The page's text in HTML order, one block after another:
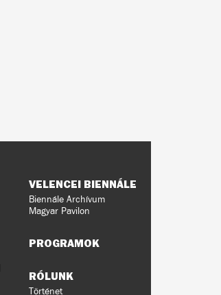
VELENCEI BIENNÁLE
Biennále Archívum
Magyar Pavilon
PROGRAMOK
RÓLUNK
Történet